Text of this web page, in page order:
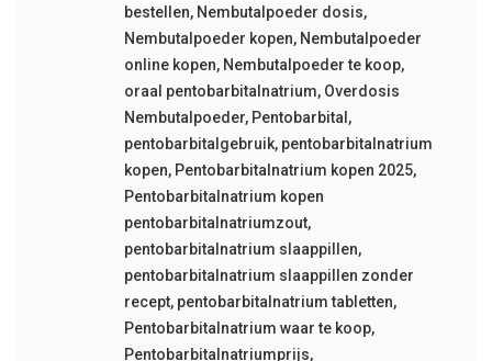
bestellen, Nembutalpoeder dosis,
Nembutalpoeder kopen, Nembutalpoeder
online kopen, Nembutalpoeder te koop,
oraal pentobarbitalnatrium, Overdosis
Nembutalpoeder, Pentobarbital ,
pentobarbitalgebruik, pentobarbitalnatrium
kopen, Pentobarbitalnatrium kopen 2025,
Pentobarbitalnatrium kopen
pentobarbitalnatriumzout,
pentobarbitalnatrium slaappillen,
pentobarbitalnatrium slaappillen zonder
recept, pentobarbitalnatrium tabletten,
Pentobarbitalnatrium waar te koop,
Pentobarbitalnatriumprijs,